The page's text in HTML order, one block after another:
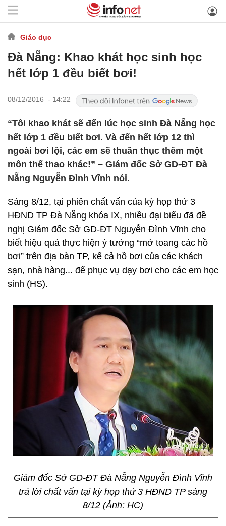
Giáo dục
Đà Nẵng: Khao khát học sinh học
hết lớp 1 đều biết bơi!
08/12/2016 - 14:22
“Tôi khao khát sẽ đến lúc học sinh Đà Nẵng học
hết lớp 1 đều biết bơi. Và đến hết lớp 12 thì
ngoài bơi lội, các em sẽ thuần thục thêm một
môn thể thao khác!” – Giám đốc Sở GD-ĐT Đà
Nẵng Nguyễn Đình Vĩnh nói.
Sáng 8/12, tại phiên chất vấn của kỳ họp thứ 3
HĐND TP Đà Nẵng khóa IX, nhiều đại biểu đã đề
nghị Giám đốc Sở GD-ĐT Nguyễn Đình Vĩnh cho
biết hiệu quả thực hiện ý tưởng “mở toang các hồ
bơi” trên địa bàn TP, kể cả hồ bơi của các khách
sạn, nhà hàng... để phục vụ dạy bơi cho các em học
sinh (HS).
Giám đốc Sở GD-ĐT Đà Nẵng Nguyễn Đình Vĩnh
trả lời chất vấn tại kỳ họp thứ 3 HĐND TP sáng
8/12 (Ảnh: HC)